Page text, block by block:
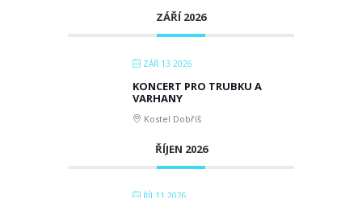
ZÁŘÍ 2026
ZÁŘ 13 2026
KONCERT PRO TRUBKU A
VARHANY
Kostel Dobříš
ŘÍJEN 2026
ŘÍJ 11 2026